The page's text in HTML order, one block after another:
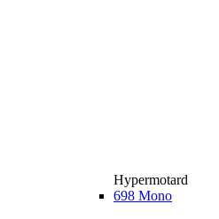
Hypermotard
698 Mono